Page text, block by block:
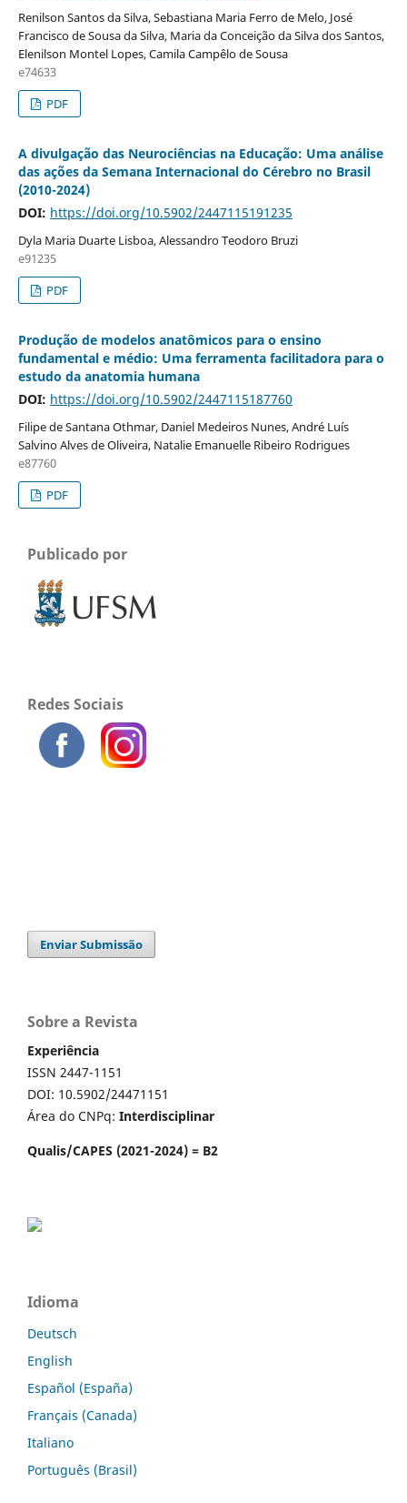
Renilson Santos da Silva, Sebastiana Maria Ferro de Melo, José
Francisco de Sousa da Silva, Maria da Conceição da Silva dos Santos,
Elenilson Montel Lopes, Camila Campêlo de Sousa
e74633
PDF
A divulgação das Neurociências na Educação: Uma análise
das ações da Semana Internacional do Cérebro no Brasil
(2010-2024)
DOI: https://doi.org/10.5902/2447115191235
Dyla Maria Duarte Lisboa, Alessandro Teodoro Bruzi
e91235
PDF
Produção de modelos anatômicos para o ensino
fundamental e médio: Uma ferramenta facilitadora para o
estudo da anatomia humana
DOI: https://doi.org/10.5902/2447115187760
Filipe de Santana Othmar, Daniel Medeiros Nunes, André Luís
Salvino Alves de Oliveira, Natalie Emanuelle Ribeiro Rodrigues
e87760
PDF
Publicado por
Redes Sociais
Enviar Submissão
Sobre a Revista
Experiência
ISSN 2447-1151
DOI: 10.5902/24471151
Área do CNPq: Interdisciplinar
Qualis/CAPES (2021-2024) = B2
Idioma
Deutsch
English
Español (España)
Français (Canada)
Italiano
Português (Brasil)